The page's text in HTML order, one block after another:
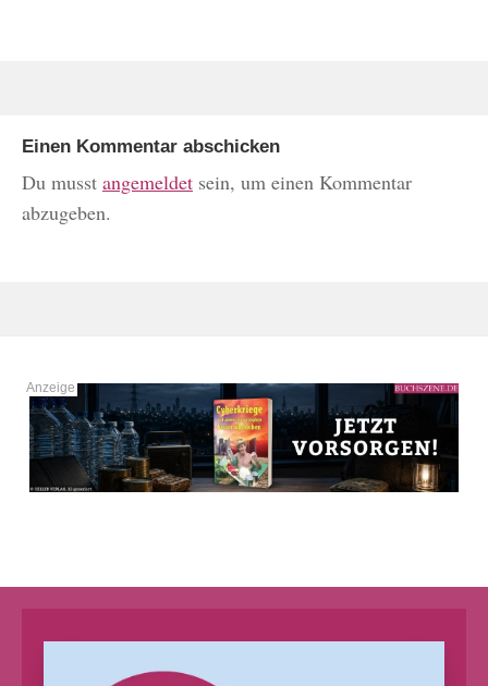
Einen Kommentar abschicken
Du musst angemeldet sein, um einen Kommentar
abzugeben.